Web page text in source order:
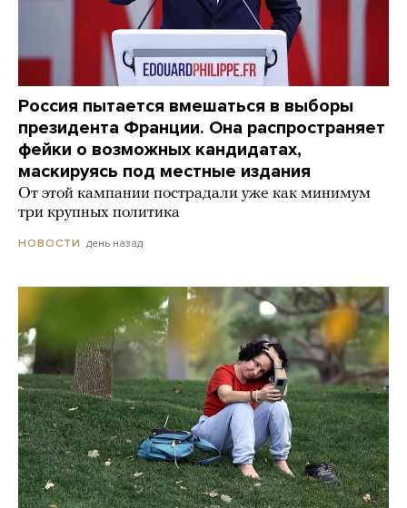
Россия пытается вмешаться в выборы
президента Франции. Она распространяет
фейки о возможных кандидатах,
маскируясь под местные издания
От этой кампании пострадали уже как минимум
три крупных политика
НОВОСТИ день назад